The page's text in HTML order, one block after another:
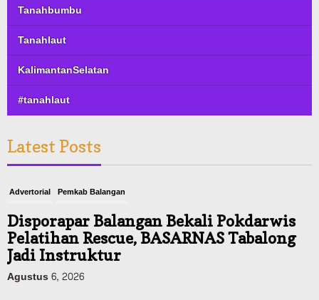
Tanahbumbu
Tanahlaut
KalimantanSelatan
#tanahlaut
Latest Posts
Advertorial Pemkab Balangan
Disporapar Balangan Bekali Pokdarwis
Pelatihan Rescue, BASARNAS Tabalong
Jadi Instruktur
Agustus 6, 2026